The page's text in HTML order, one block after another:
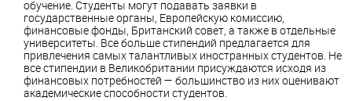
обучение. Студенты могут подавать заявки в
государственные органы, Европейскую комиссию,
финансовые фонды, Британский совет, а также в отдельные
университеты. Все больше стипендий предлагается для
привлечения самых талантливых иностранных студентов. Не
все стипендии в Великобритании присуждаются исходя из
финансовых потребностей — большинство из них оценивают
академические способности студентов.